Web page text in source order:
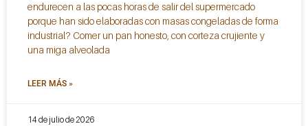
endurecen a las pocas horas de salir del supermercado
porque han sido elaboradas con masas congeladas de forma
industrial? Comer un pan honesto, con corteza crujiente y
una miga alveolada
LEER MÁS »
14 de julio de 2026